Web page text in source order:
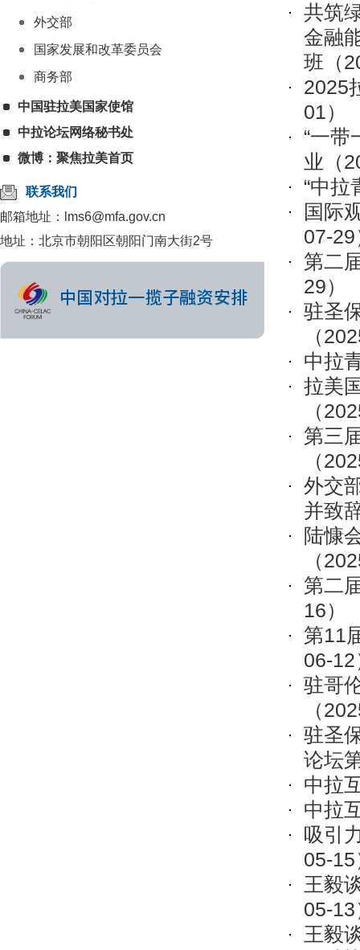
外交部
国家发展和改革委员会
商务部
中国驻拉美国家使馆
中拉论坛网络秘书处
微博：聚焦拉美首页
联系我们
邮箱地址：lms6@mfa.gov.cn
地址：北京市朝阳区朝阳门南大街2号
共筑
金融
班 （
2025
01）
“一带
业 （
“中拉
国际
07-29
第二
29）
驻圣
（
中拉
拉美
（
第三
（
外交
并致
陆慷
（
第二
16）
第11
06-12
驻哥
（
驻圣
论坛
中拉
中拉
吸引
05-15
王毅
05-13
王毅